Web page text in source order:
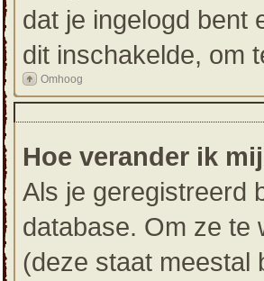
dat je ingelogd bent
dit inschakelde, om
Omhoog
Hoe verander ik
Als je geregistreerd
database. Om ze te
(deze staat meestal